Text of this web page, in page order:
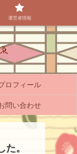
ロフィール
問い合わせ
。
運営者情報